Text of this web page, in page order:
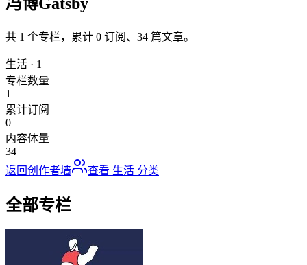
共 1 个专栏，累计 0 订阅、 34 篇文章。
生活 · 1
专栏数量
1
累计订阅
0
内容体量
34
返回创作者墙
查看 生活 分类
全部专栏